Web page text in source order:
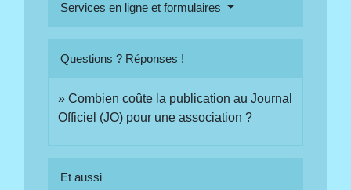
Services en ligne et formulaires
Questions ? Réponses !
Combien coûte la publication au Journal
Officiel (JO) pour une association ?
Et aussi